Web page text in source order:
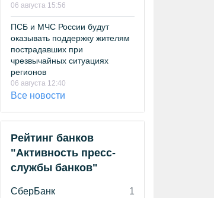
06 августа 15:56
ПСБ и МЧС России будут
оказывать поддержку жителям
пострадавших при
чрезвычайных ситуациях
регионов
06 августа 12:40
Все новости
Рейтинг банков
"Активность пресс-
службы банков"
СберБанк
1